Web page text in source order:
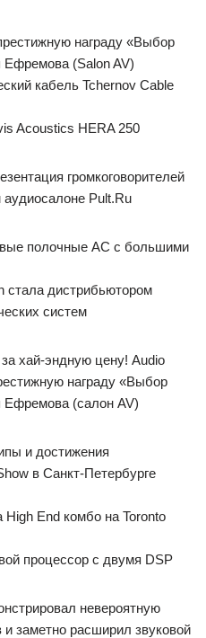
награду «Выбор
Ефремова (Salon AV)
кабель Tchernov Cable
Acoustics HERA 250
громкоговорителей
Pult.Ru
полочные АС с большими
стала дистрибьютором
систем
хай-эндную цену! Audio
награду «Выбор
Ефремова (салон AV)
и достижения
в Санкт-Петербурге
End комбо на Toronto
процессор с двумя DSP
невероятную
заметно расширил звуковой